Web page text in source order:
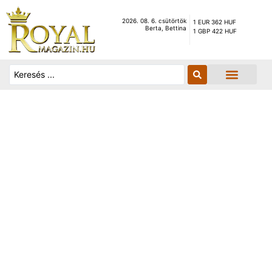
2026. 08. 6. csütörtök
Berta, Bettina
1 EUR 362 HUF
1 GBP 422 HUF